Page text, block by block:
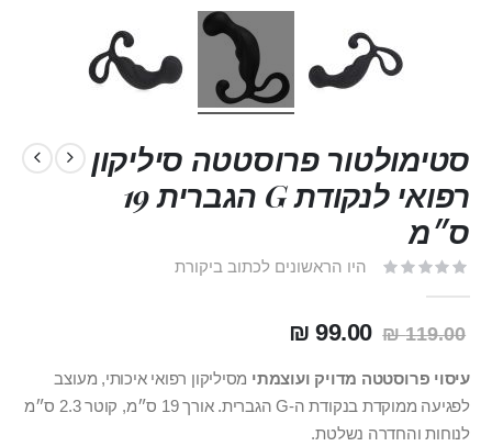
סטימולטור פרוסטטה סיליקון
רפואי לנקודת G הגברית 19
ס״מ
היו הראשונים לכתוב ביקורת
119.00 ₪
99.00 ₪
עיסוי פרוסטטה מדויק ועוצמתי מסיליקון רפואי איכותי, מעוצב
לפגיעה ממוקדת בנקודת ה‑G הגברית. אורך 19 ס״מ, קוטר 2.3 ס״מ
לנוחות והחדרה נשלטת.